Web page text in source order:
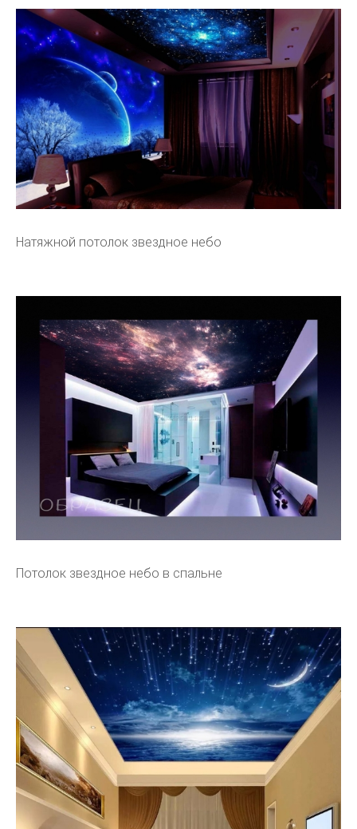
Натяжной потолок звездное небо
Потолок звездное небо в спальне